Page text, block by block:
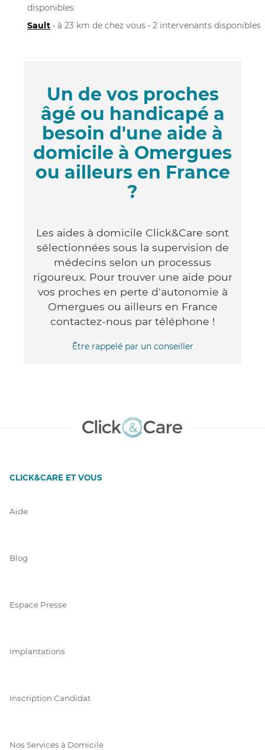
disponibles
Sault • à 23 km de chez vous • 2 intervenants disponibles
Un de vos proches
âgé ou handicapé a
besoin d'une aide à
domicile à Omergues
ou ailleurs en France
?
Les aides à domicile Click&Care sont
sélectionnées sous la supervision de
médecins selon un processus
rigoureux. Pour trouver une aide pour
vos proches en perte d'autonomie à
Omergues ou ailleurs en France
contactez-nous par téléphone !
Être rappelé par un conseiller
CLICK&CARE ET VOUS
Aide
Blog
Espace Presse
Implantations
Inscription Candidat
Nos Services à Domicile